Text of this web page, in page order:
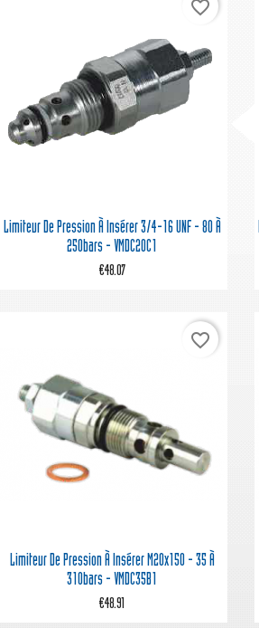
Quick view
Limiteur De Pression À Insérer 3/4-16 UNF - 80 À
250bars - VMDC20C1
€48.07
favorite_border
Quick view
Limiteur De Pression À Insérer M20x150 - 35 À
310bars - VMDC35B1
€48.91
favorite_border